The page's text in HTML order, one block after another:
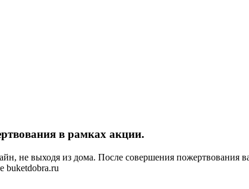
в рамках акции.
не выходя из дома. После совершения пожертвования
buketdobra.ru